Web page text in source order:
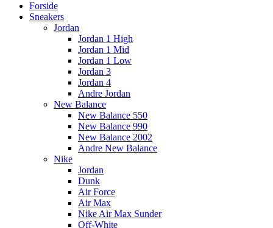
Forside
Sneakers
Jordan
Jordan 1 High
Jordan 1 Mid
Jordan 1 Low
Jordan 3
Jordan 4
Andre Jordan
New Balance
New Balance 550
New Balance 990
New Balance 2002
Andre New Balance
Nike
Jordan
Dunk
Air Force
Air Max
Nike Air Max Sunder
Off-White